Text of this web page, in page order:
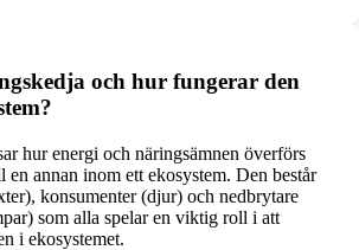
och hur fungerar den
hur energi och näringsämnen överförs
en annan inom ett ekosystem. Den består
konsumenter (djur) och nedbrytare
som alla spelar en viktig roll i att
i ekosystemet.